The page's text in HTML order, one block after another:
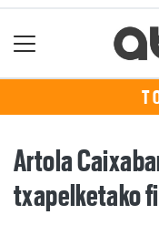
Artola
txapelketako